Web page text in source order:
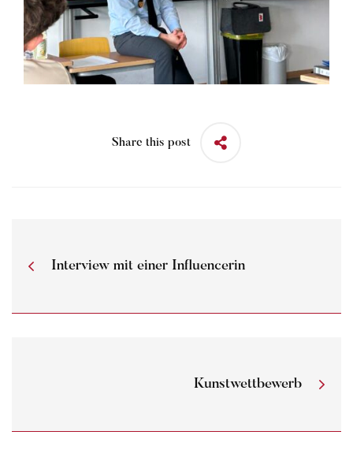
Share this post
Interview mit einer Influencerin
Kunstwettbewerb